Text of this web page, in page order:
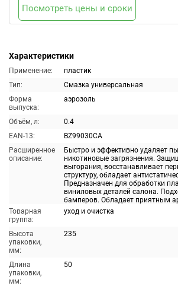
Характеристики
Применение:
пластик
Тип:
Смазка универсальная
Форма
выпуска:
аэрозоль
Объём, л:
0.4
EAN-13:
BZ99030CA
Расширенное
описание:
Быстро и эффективно удаляет
никотиновые загрязнения.
выгорания, восстанавливает
структуру, обладает
Предназначен для обработки
виниловых деталей салона.
бамперов. Обладает приятным
Товарная
группа:
уход и очистка
Высота
упаковки,
мм:
235
Длина
упаковки,
мм:
50
Посмотреть цены и сроки